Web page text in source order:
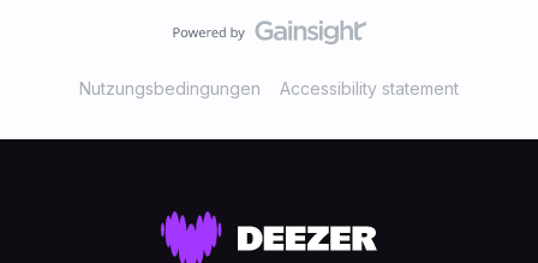
Nutzungsbedingungen Accessibility statement